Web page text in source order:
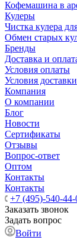
Кофемашина в
Кулеры
Чистка кулера
Обмен старых
Бренды
Доставка и
Условия оплаты
Условия доставки
Компания
О компании
Блог
Новости
Сертификаты
Отзывы
Вопрос-ответ
Оптом
Контакты
Контакты
+7 (495)-540-44-
Заказать звонок
Задать вопрос
Войти